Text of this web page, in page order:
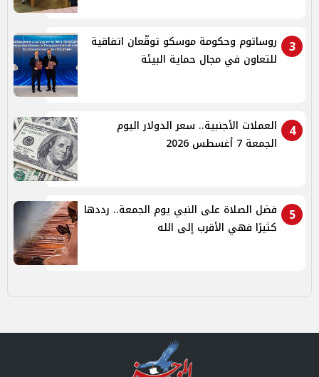
3
روساتوم وحكومة موسكو توقّعان اتفاقية
للتعاون في مجال حماية البيئة
4
العملات الأجنبية.. سعر الدولار اليوم
الجمعة 7 أغسطس 2026
5
فضل الصلاة على النبي يوم الجمعة.. رددها
كثيرًا فهي الأقرب إلى الله